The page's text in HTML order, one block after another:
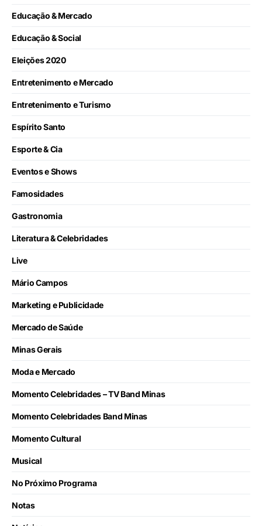
Educação & Mercado
Educação & Social
Eleições 2020
Entretenimento e Mercado
Entretenimento e Turismo
Espírito Santo
Esporte & Cia
Eventos e Shows
Famosidades
Gastronomia
Literatura & Celebridades
Live
Mário Campos
Marketing e Publicidade
Mercado de Saúde
Minas Gerais
Moda e Mercado
Momento Celebridades – TV Band Minas
Momento Celebridades Band Minas
Momento Cultural
Musical
No Próximo Programa
Notas